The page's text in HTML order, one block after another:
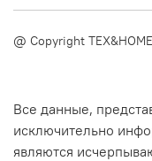
@ Copyright
Все данные,
исключительно
являются